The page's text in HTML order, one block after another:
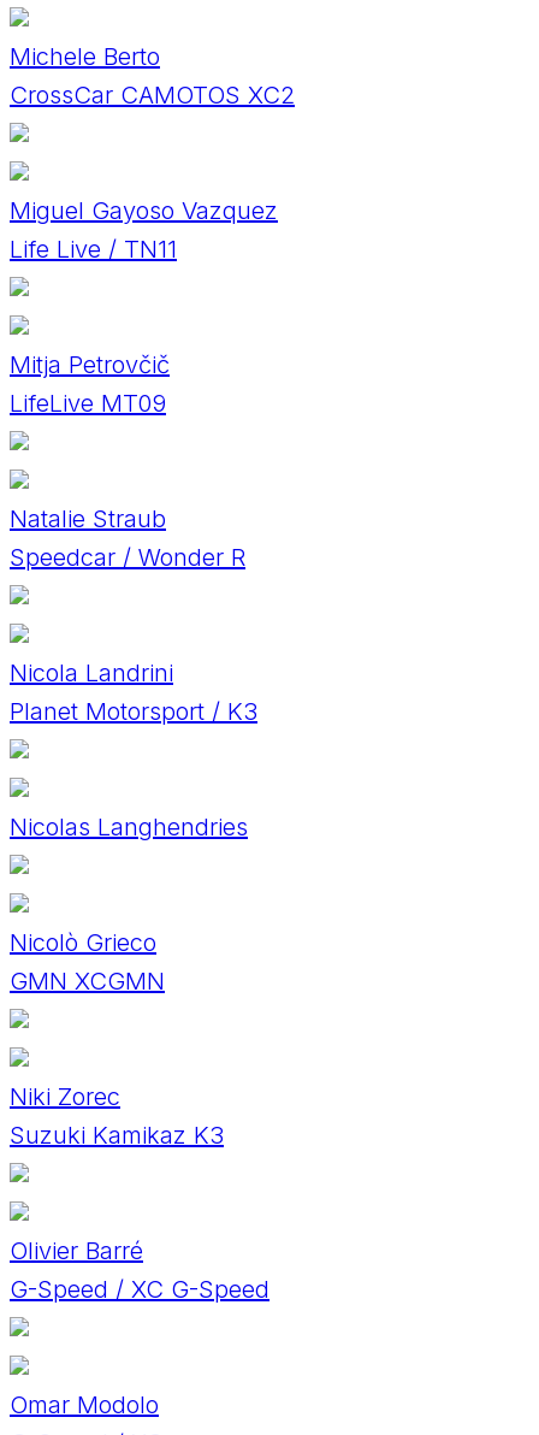
Michele Berto
CrossCar CAMOTOS XC2
Miguel Gayoso Vazquez
Life Live / TN11
Mitja Petrovčič
LifeLive MT09
Natalie Straub
Speedcar / Wonder R
Nicola Landrini
Planet Motorsport / K3
Nicolas Langhendries
Nicolò Grieco
GMN XCGMN
Niki Zorec
Suzuki Kamikaz K3
Olivier Barré
G-Speed / XC G-Speed
Omar Modolo